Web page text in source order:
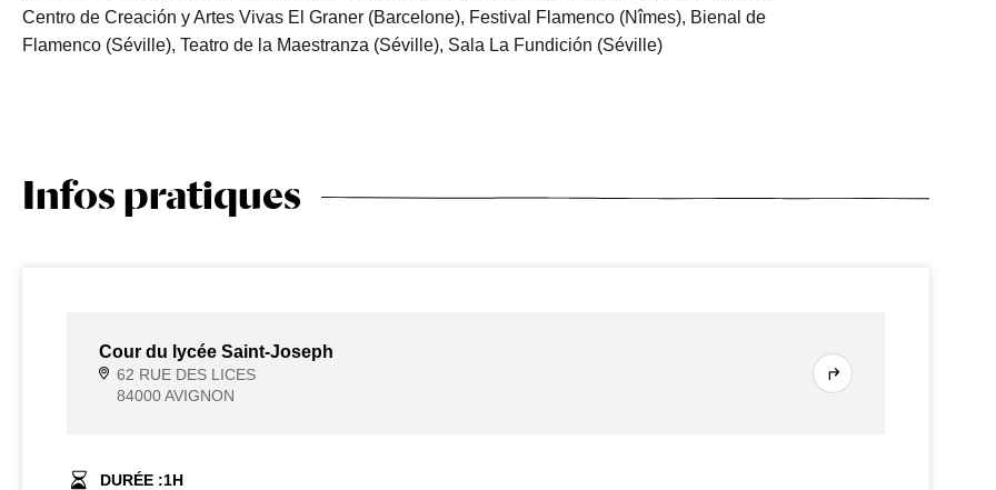
Centro de Creación y Artes Vivas El Graner (Barcelone), Festival Flamenco (Nîmes), Bienal de
Flamenco (Séville), Teatro de la Maestranza (Séville), Sala La Fundición (Séville)
Infos pratiques
Cour du lycée Saint-Joseph
62 RUE DES LICES
84000 AVIGNON
DURÉE :1H